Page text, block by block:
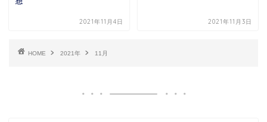
2021年11月4日 2021年11月3日
HOME 2021年 11月